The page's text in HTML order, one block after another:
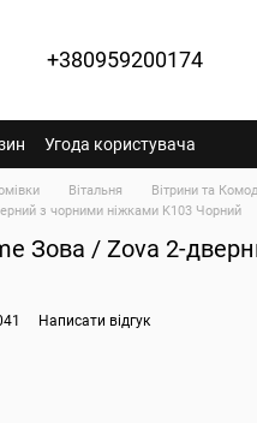
+380959200174
Угода користувача
Вітальня Вітрини та
з чорними ніжками K103 Чорний
Зова / Zova 2-
Написати відгук